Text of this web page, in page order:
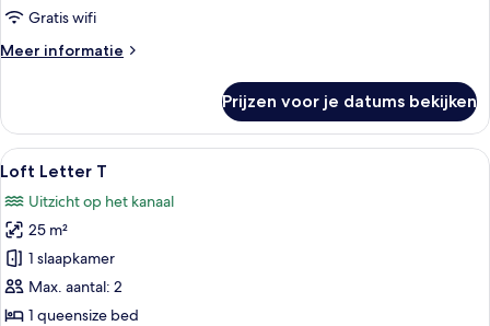
Gratis wifi
Meer informatie
Meer
Letter
O
Prijzen voor je datums bekijken
Alle
foto's
voor
Loft
Letter
T
laden
Een moderne kamer met een rond
8
Loft Letter T
Uitzicht op het kanaal
25 m²
1 slaapkamer
Max. aantal: 2
1 queensize bed